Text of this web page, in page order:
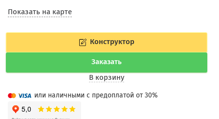
Показать на карте
Конструктор
Заказать
В корзину
или наличными с предоплатой от 30%